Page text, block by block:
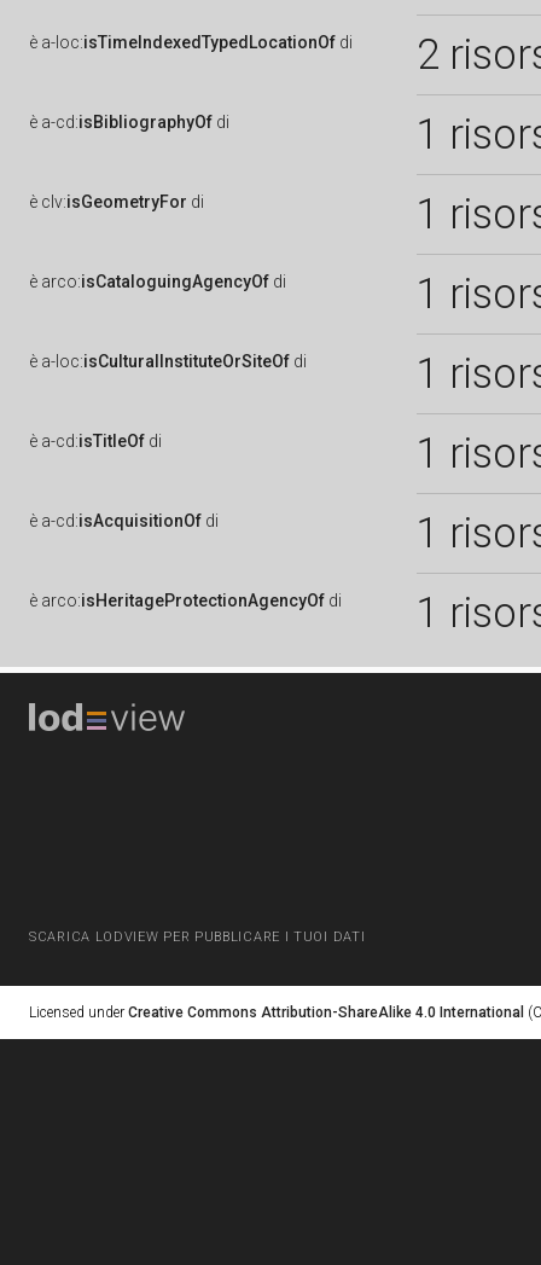
è a-loc:isTimeIndexedTypedLocationOf di 2
è a-cd:isBibliographyOf di 1
è clv:isGeometryFor di 1
è arco:isCataloguingAgencyOf di 1
è a-loc:isCulturalInstituteOrSiteOf di 1
è a-cd:isTitleOf di 1
è a-cd:isAcquisitionOf di 1
è arco:isHeritageProtectionAgencyOf di 1
SCARICA LODVIEW PER PUBBLICARE I TUOI DATI
Licensed under Creative Commons Attribution-ShareAlike 4.0 International